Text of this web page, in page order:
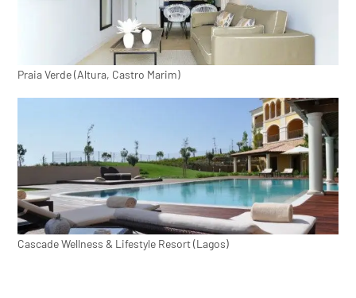
Praia Verde (Altura, Castro Marim)
Cascade Wellness & Lifestyle Resort (Lagos)